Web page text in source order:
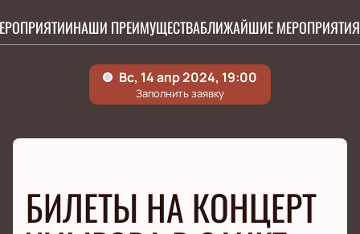
НАШИ ПРЕИМУЩЕСТВАБЛИЖАЙШИЕ МЕРОПРИЯТИЯ
БИЛЕТЫ НА КОНЦЕРТ